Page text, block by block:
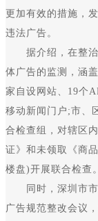
更加有效的措施，
违法广告。
据介绍，在整治
体广告的监测，涵
家自设网站、19个
移动新闻门户;市、
合检查组，对辖区
证》和未领取《商
楼盘)开展联合检查。
同时，深圳市市
广告规范整改会议